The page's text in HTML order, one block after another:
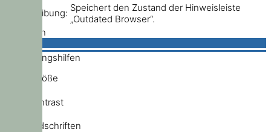
Beschreibung: Speichert den Zustand der Hinweisleiste
„Outdated Browser“.
Schließen
Bedienungshilfen
Schriftgröße
Hochkontrast
Standardschriften